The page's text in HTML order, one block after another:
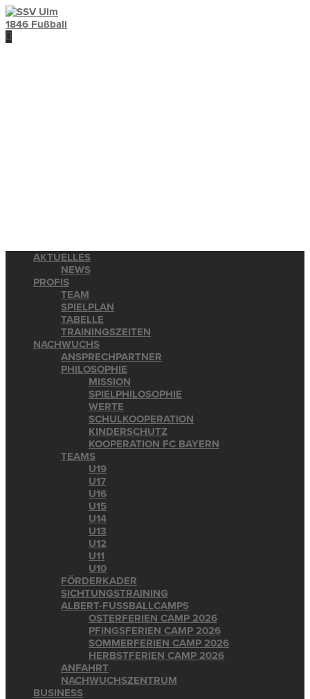
AKTUELLES
NEWS
PROFIS
TEAM
SPIELPLAN
TABELLE
TRAININGSZEITEN
NACHWUCHS
ANSPRECHPARTNER
PHILOSOPHIE
MISSION
SPIELPHILOSOPHIE
WERTE
SCHULKOOPERATION
KINDERSCHUTZ
KOOPERATION FC BAYERN
TEAMS
U19
U17
U16
U15
U14
U13
U12
U11
U10
FÖRDERKADER
SICHTUNGSTRAINING
ALBERT-FUSSBALLCAMPS
OSTERFERIEN CAMP 2026
PFINGSFERIEN CAMP 2026
SOMMERFERIEN CAMP 2026
HERBSTFERIEN CAMP 2026
ANFAHRT
NACHWUCHSZENTRUM
BUSINESS